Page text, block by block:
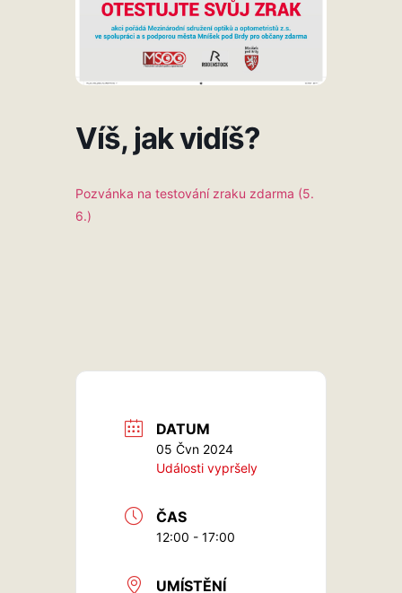
Víš, jak vidíš?
Pozvánka na testování zraku zdarma (5.
6.)
DATUM
05 Čvn 2024
Události vypršely
ČAS
12:00 - 17:00
UMÍSTĚNÍ